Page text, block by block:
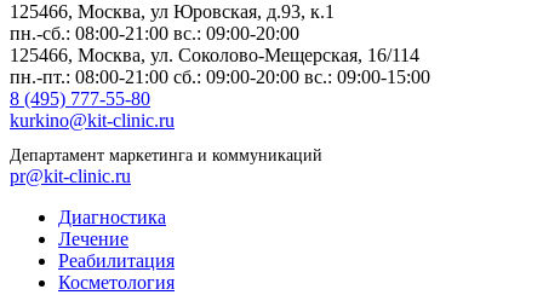
125466, Москва, ул Юровская, д.93, к.1
пн.-сб.: 08:00-21:00 вс.: 09:00-20:00
125466, Москва, ул. Соколово-Мещерская, 16/114
пн.-пт.: 08:00-21:00 сб.: 09:00-20:00 вс.: 09:00-15:00
8 (495) 777-55-80
kurkino@kit-clinic.ru
Департамент маркетинга и коммуникаций
pr@kit-clinic.ru
Диагностика
Лечение
Реабилитация
Косметология